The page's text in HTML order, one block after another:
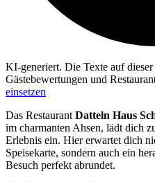
KI-generiert. Die Texte auf
Gästebewertungen und
einsetzen
Das Restaurant Datteln Haus
im charmanten Ahsen, lädt dich
Erlebnis ein. Hier erwartet dich
Speisekarte, sondern auch ein
Besuch perfekt abrundet.